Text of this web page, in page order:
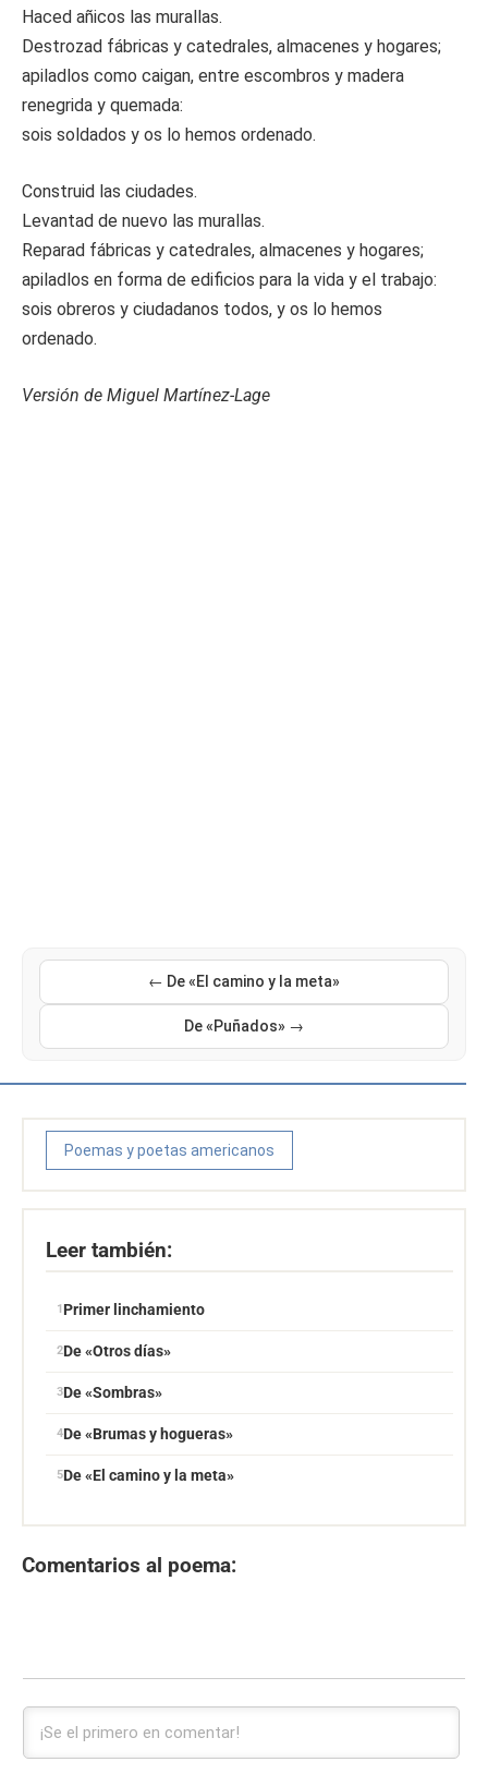
Haced añicos las murallas.
Destrozad fábricas y catedrales, almacenes y hogares;
apiladlos como caigan, entre escombros y madera
renegrida y quemada:
sois soldados y os lo hemos ordenado.
Construid las ciudades.
Levantad de nuevo las murallas.
Reparad fábricas y catedrales, almacenes y hogares;
apiladlos en forma de edificios para la vida y el trabajo:
sois obreros y ciudadanos todos, y os lo hemos
ordenado.
Versión de Miguel Martínez-Lage
← De «El camino y la meta»
De «Puñados» →
Poemas y poetas americanos
Leer también:
Primer linchamiento
De «Otros días»
De «Sombras»
De «Brumas y hogueras»
De «El camino y la meta»
Comentarios al poema: